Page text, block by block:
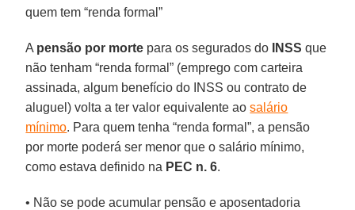
quem tem “renda formal”
A pensão por morte para os segurados do INSS que
não tenham “renda formal” (emprego com carteira
assinada, algum benefício do INSS ou contrato de
aluguel) volta a ter valor equivalente ao salário
mínimo. Para quem tenha “renda formal”, a pensão
por morte poderá ser menor que o salário mínimo,
como estava definido na PEC n. 6.
• Não se pode acumular pensão e aposentadoria